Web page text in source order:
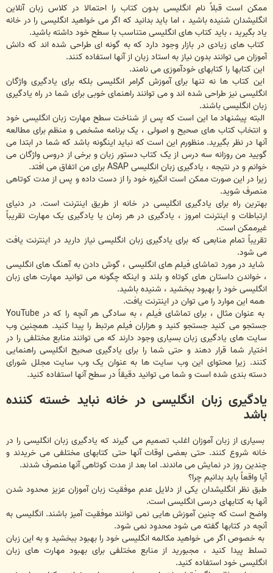
ممکن است قبلاً نام انگلیسی بدون کتاب را احتمالا در کلاس زبان آنلاین
انگلیشدان شنیده باشید ، اما باید بدانید که اگر می خواهید انگلیسی را در خانه
یاد بگیرید ، باید کتاب های انگلیسی متناسب با سطح خود داشته باشید.
کتاب های زیادی در بازار وجود دارد که به گونه ای طراحی شده اند که دانش
آموزان می توانند بدون نیاز به استاد زبان از آنها استفاده کنند.
این کتابها را کتابهای خودآموزی می نامند.
این کتاب ها نه تنها برای آموزش گرامر انگلیسی بلکه برای یادگیری واژگان
انگلیسی نیز طراحی شده اند و می توانند راهنمای خوبی برای شما در راه یادگیری
زبان انگلیسی باشند.
البته پیشنهاد ما این است که پس از شناخت سطح مهارت زبان انگلیسی خود
و انتخاب کتاب های صحیح و اصولی ، یک برنامه مشخص و منظم برای مطالعه
آنها در نظر بگیرید. منظورم این است که نباید اینگونه باشد که شما در ابتدا می
گویید من روزانه سه درس از یک کتاب دستور زبان و برخی از دروس واژگان می
خوانم و در نتیجه ، یادگیری زبان انگلیسی ASAP برای من اتفاق می افتد.
زیرا در این صورت ممکن است انگیزه خود را از دست داده و پس از مدت کوتاهی
منصرف شوید.
بهترین راه برای یادگیری انگلیسی در خانه از طریق اینترنت است. در دنیای
ارتباطات و اینترنت امروز ، یادگیری در هر زمان یا یادگیری یک مهارت تقریباً
غیرممکن است.
تقریباً تمام منابعی که برای یادگیری زبان انگلیسی نیاز دارید در اینترنت یافت
می شود.
شاید در مورد تماشای فیلم های انگلیسی ، گوش دادن به آهنگ های انگلیسی
، خواندن داستان های کوتاه و بلند و اینکه چگونه می توانید مهارت های زبان
انگلیسی خود را بهبود ببخشید ، شنیده باشید.
همه این موارد را می توان در اینترنت یافت.
به عنوان مثال ، برای تماشای فیلم ، به سادگی هر آنچه را که در YouTube
جستجو می کنید جستجو کنید و هزاران فیلم مرتبط را پیدا کنید. همچنین وب
سایت های یادگیری زبان بسیاری وجود دارند که می توانند منابع مختلفی را در
اختیار شما قرار دهند و حتی شما را برای یادگیری صحیح انگلیسی راهنمایی
کنند. زیرا محتوای این وب سایت ها به عنوان یک وب سایت مجلل شورای
دسته بندی شده است و شما می توانید دقیقاً در سطح آنها استفاده کنید.
یادگیری زبان انگلیسی در خانه نباید خسته کننده
باشد
بسیاری از زبان آموزان اغلب تصمیم می گیرند که یادگیری زبان انگلیسی را در
خانه شروع کنند. حتی بعضی اوقات آنها حتی کتابهای مختلفی می خریدند و
چندین روز در نمایش می ماندند. اما بعد از مدت کوتاهی آنها منصرف شدند.
آیا واقعاً باید بدانیم چرا؟
طبق نظر انگلیشدان یکی از دلایل عدم موفقیت زبان آموزان عزیز محدود شدن
آنها به کتابهای درسی انگلیسی است.
واضح است که چنین آموزش هایی نمی توانند موفقیت آمیز باشند. انگلیسی به
آنچه در کتابها گفته می شود محدود نمی شود.
به خصوص اگر می خواهید مکالمه انگلیسی خود را بهبود ببخشید و به این زبان
تسلط پیدا کنید ، مجبورید از منابع مختلفی برای بهبود مهارت های زبان
انگلیسی خود استفاده کنید.